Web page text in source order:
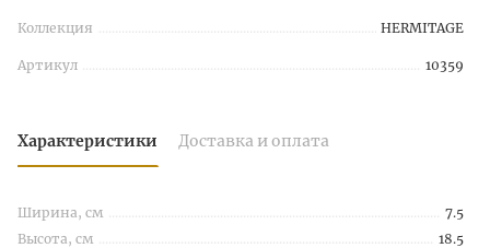
Коллекция HERMITAGE
Артикул 10359
Характеристики Доставка и оплата
Ширина, см
7.5
Высота, см
18.5